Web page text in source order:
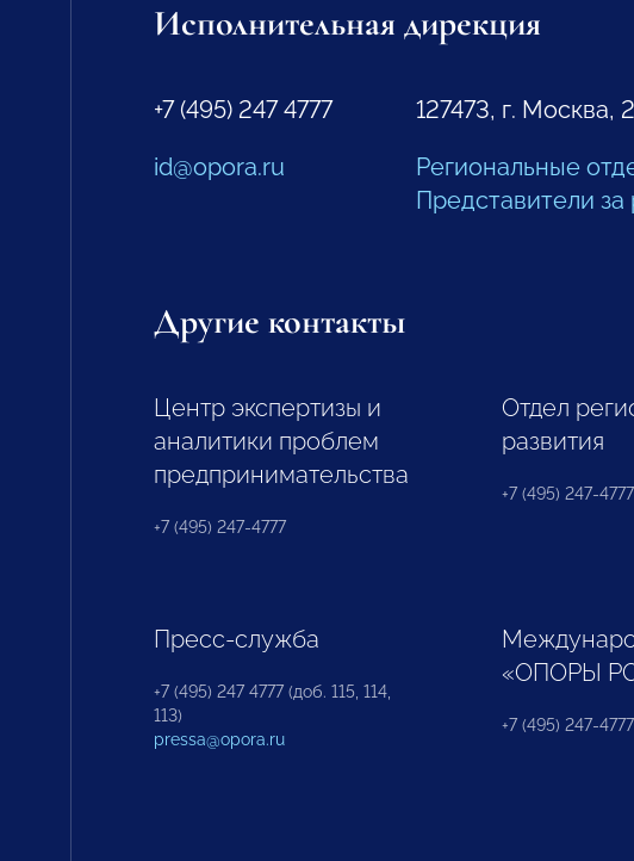
Исполнительная дирекция
+7 (495) 247 4777
id@opora.ru
127473, г. Москва,
Региональные
Представители
Другие контакты
Центр экспертизы и
аналитики проблем
предпринимательства
+7 (495) 247-4777
Отдел
развития
+7 (495) 247-
Пресс-служба
+7 (495) 247 4777 (доб. 115, 114,
113)
pressa@opora.ru
«ОПОРЫ
+7 (495) 247-